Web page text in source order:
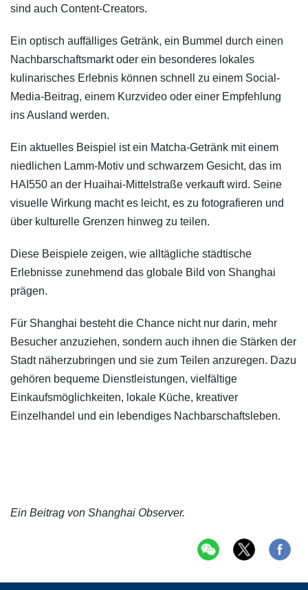
sind auch Content-Creators.
Ein optisch auffälliges Getränk, ein Bummel durch einen
Nachbarschaftsmarkt oder ein besonderes lokales
kulinarisches Erlebnis können schnell zu einem Social-
Media-Beitrag, einem Kurzvideo oder einer Empfehlung
ins Ausland werden.
Ein aktuelles Beispiel ist ein Matcha-Getränk mit einem
niedlichen Lamm-Motiv und schwarzem Gesicht, das im
HAI550 an der Huaihai-Mittelstraße verkauft wird. Seine
visuelle Wirkung macht es leicht, es zu fotografieren und
über kulturelle Grenzen hinweg zu teilen.
Diese Beispiele zeigen, wie alltägliche städtische
Erlebnisse zunehmend das globale Bild von Shanghai
prägen.
Für Shanghai besteht die Chance nicht nur darin, mehr
Besucher anzuziehen, sondern auch ihnen die Stärken der
Stadt näherzubringen und sie zum Teilen anzuregen. Dazu
gehören bequeme Dienstleistungen, vielfältige
Einkaufsmöglichkeiten, lokale Küche, kreativer
Einzelhandel und ein lebendiges Nachbarschaftsleben.
Ein Beitrag von Shanghai Observer.